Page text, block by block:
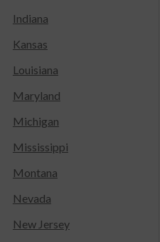
Indiana
Kansas
Louisiana
Maryland
Michigan
Mississippi
Montana
Nevada
New Jersey